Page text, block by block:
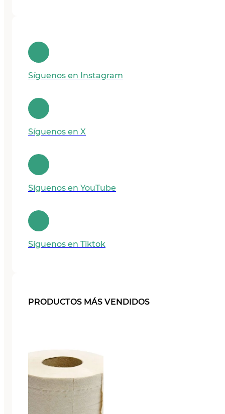
Síguenos en Instagram
Síguenos en X
Síguenos en YouTube
Síguenos en Tiktok
PRODUCTOS MÁS VENDIDOS